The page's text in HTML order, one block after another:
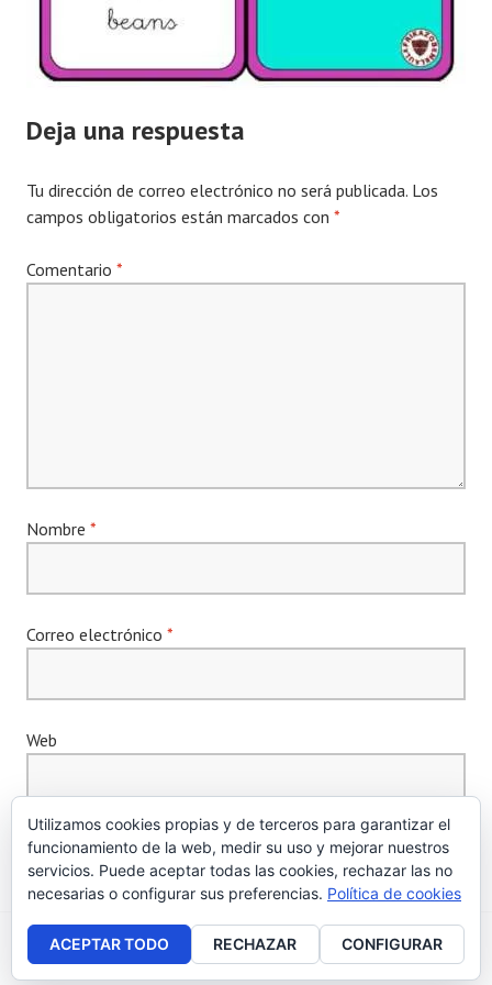
Deja una respuesta
Tu dirección de correo electrónico no será publicada. Los
campos obligatorios están marcados con *
Comentario *
Nombre *
Correo electrónico *
Web
Creado con WordPress Tema: Edin por WordPress.com.
Utilizamos cookies propias y de terceros para garantizar el
funcionamiento de la web, medir su uso y mejorar nuestros
servicios. Puede aceptar todas las cookies, rechazar las no
necesarias o configurar sus preferencias. Política de cookies
ACEPTAR TODO RECHAZAR CONFIGURAR